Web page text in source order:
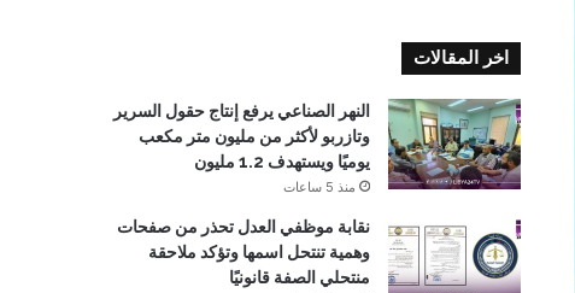
اخر المقالات
النهر الصناعي يرفع إنتاج حقول السرير
وتازربو لأكثر من مليون متر مكعب
يوميًا ويستهدف 1.2 مليون
منذ 5 ساعات
نقابة موظفي العدل تحذر من صفحات
وهمية تنتحل اسمها وتؤكد ملاحقة
منتحلي الصفة قانونيًا